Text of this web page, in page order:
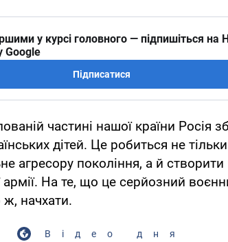
у курсі головного — підпишіться на
Google
Підписатися
частині нашої країни Росія
дітей. Це робиться не
агресору покоління, а й створити
армії. На те, що це серйозний
начхати.
Відео дня